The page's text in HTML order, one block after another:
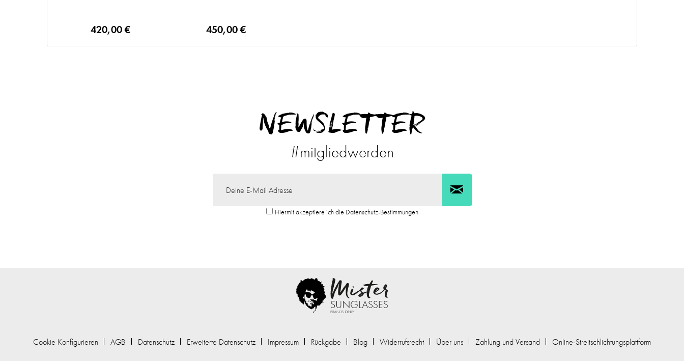
420,00 € 450,00 €
NEWSLETTER
#mitgliedwerden
Hiermit akzeptiere ich die Datenschutz-Bestimmungen
Cookie Konfigurieren AGB Datenschutz Erweiterte Datenschutz Impressum Rückgabe Blog Widerrufsrecht Über uns Zahlung und Versand Online-Streitschlichtungsplattform